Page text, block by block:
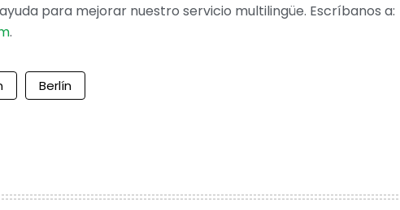
para mejorar nuestro servicio multilingüe. Escríbanos a:
.
Berlín